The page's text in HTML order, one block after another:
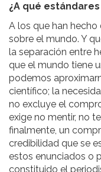
¿A qué
A los que han
sobre el mundo. Y
la separación entre
que el mundo tiene
podemos
científico; la
no excluye el
exige no mentir, no
finalmente, un
credibilidad que se
estos enunciados o
constituido el